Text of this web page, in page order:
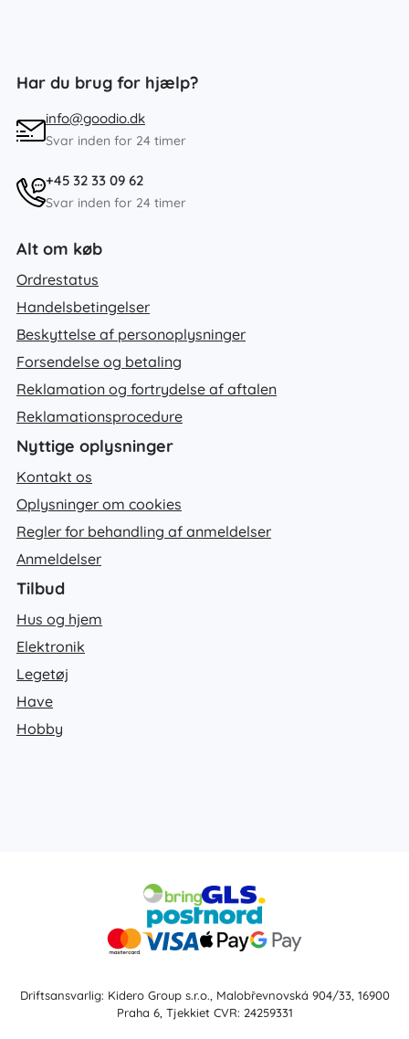
Har du brug for hjælp?
info@goodio.dk
Svar inden for 24 timer
+45 32 33 09 62
Svar inden for 24 timer
Alt om køb
Ordrestatus
Handelsbetingelser
Beskyttelse af personoplysninger
Forsendelse og betaling
Reklamation og fortrydelse af aftalen
Reklamationsprocedure
Nyttige oplysninger
Kontakt os
Oplysninger om cookies
Regler for behandling af anmeldelser
Anmeldelser
Tilbud
Hus og hjem
Elektronik
Legetøj
Have
Hobby
Driftsansvarlig: Kidero Group s.r.o., Malobřevnovská 904/33, 16900
Praha 6, Tjekkiet CVR: 24259331